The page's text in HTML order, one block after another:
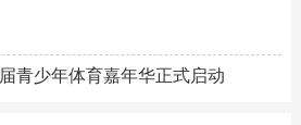
青少年体育嘉年华正式启动